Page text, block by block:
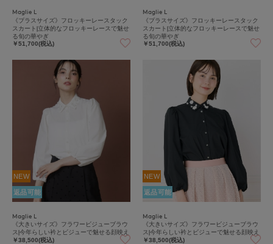
Maglie L
《プラスサイズ》フロッキーレースタック
スカート|立体的なフロッキーレースで魅せ
る旬の華やぎ
￥51,700(税込)
Maglie L
《プラスサイズ》フロッキーレースタック
スカート|立体的なフロッキーレースで魅せ
る旬の華やぎ
￥51,700(税込)
NEW
返品可能
Maglie L
《大きいサイズ》フラワービジューブラウ
ス|今年らしい衿とビジューで魅せる顔映え
￥38,500(税込)
NEW
返品可能
Maglie L
《大きいサイズ》フラワービジューブラウ
ス|今年らしい衿とビジューで魅せる顔映え
￥38,500(税込)